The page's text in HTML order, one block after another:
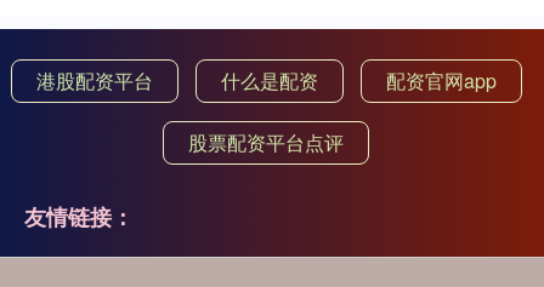
港股配资平台 什么是配资 配资官网app
股票配资平台点评
友情链接：